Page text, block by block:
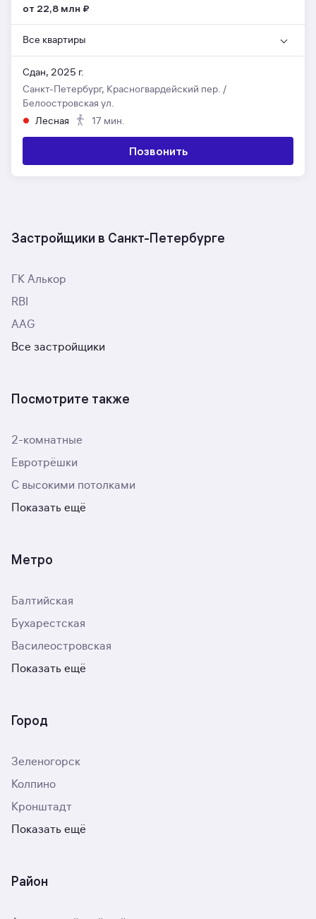
от 22,8 млн ₽
Все квартиры
Сдан, 2025 г.
Санкт-Петербург, Красногвардейский пер. /
Белоостровская ул.
Лесная
17 мин.
Позвонить
Застройщики в Санкт-Петербурге
ГК Алькор
RBI
AAG
Все застройщики
Посмотрите также
2-комнатные
Евротрёшки
С высокими потолками
Показать ещё
Метро
Балтийская
Бухарестская
Василеостровская
Показать ещё
Город
Зеленогорск
Колпино
Кронштадт
Показать ещё
Район